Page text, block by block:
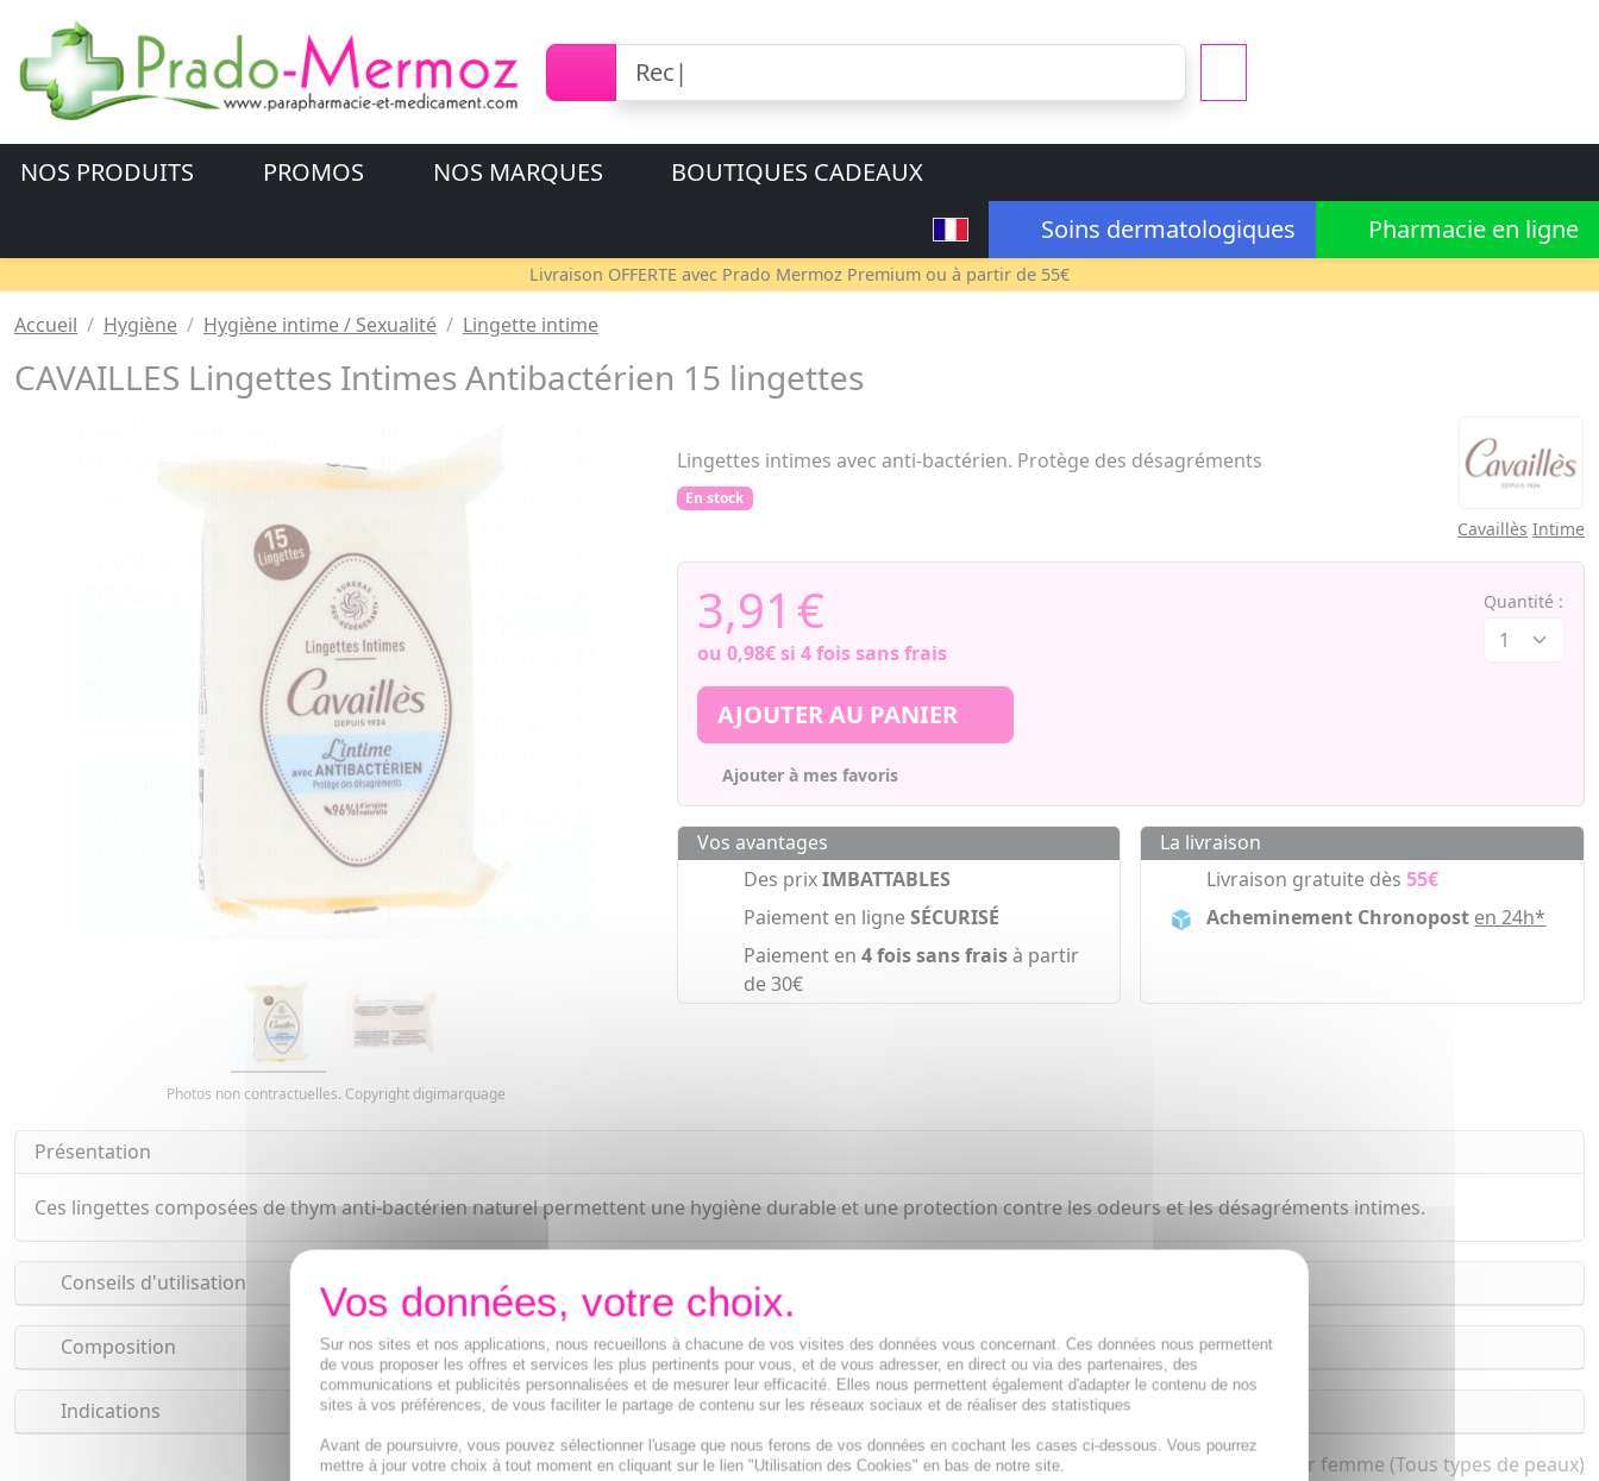
NOS PRODUITS PROMOS NOS MARQUES
BOUTIQUES CADEAUX
Soins dermatologiques
Pharmacie en ligne
Livraison OFFERTE avec Prado Mermoz Premium ou à partir de 55€
Accueil Hygiène Hygiène intime / Sexualité Lingette intime
CAVAILLES Lingettes Intimes Antibactérien 15 lingettes
Photos non contractuelles. Copyright digimarquage
Lingettes intimes avec anti-bactérien. Protège des désagréments
En stock
Cavaillès Intime
3,91 €
ou 0,98€si 4 fois sans frais
Quantité :
AJOUTER AU PANIER
Ajouter à mes favoris
Vos avantages
Des prixIMBATTABLES
Paiement en ligneSÉCURISÉ
Paiement en 4 fois sans fraisà partir
de 30€
La livraison
Livraison gratuite dès55€
Acheminement Chronopost en 24h*
Présentation
Ces lingettes composées de thym anti-bactérien naturel permettent une hygiène durable et une protection contre les odeurs et les désagréments intimes.
Conseils d'utilisation
Composition
Indications
Lingette intime pour femme (Tous types de peaux)
Sur nos sites et nos applications, nous recueillons à chacune de vos visites des données vous concernant. Ces données nous permettent
de vous proposer les offres et services les plus pertinents pour vous, et de vous adresser, en direct ou via des partenaires, des
communications et publicités personnalisées et de mesurer leur efficacité. Elles nous permettent également d'adapter le contenu de nos
sites à vos préférences, de vous faciliter le partage de contenu sur les réseaux sociaux et de réaliser des statistiques
Avant de poursuivre, vous pouvez sélectionner l'usage que nous ferons de vos données en cochant les cases ci-dessous. Vous pourrez
mettre à jour votre choix à tout moment en cliquant sur le lien "Utilisation des Cookies" en bas de notre site.